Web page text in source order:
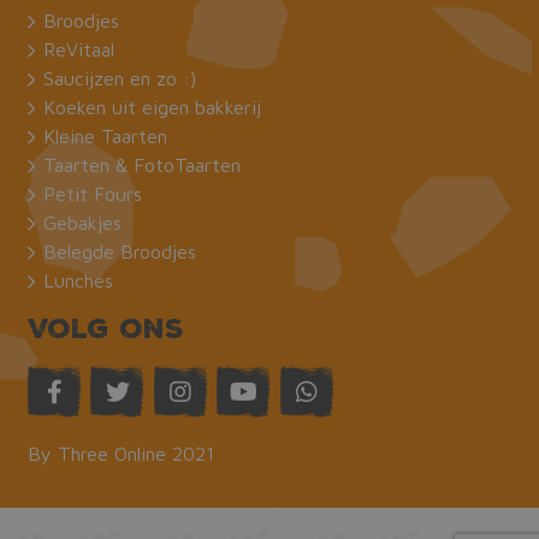
Broodjes
ReVitaal
Saucijzen en zo :)
Koeken uit eigen bakkerij
Kleine Taarten
Taarten & FotoTaarten
Petit Fours
Gebakjes
Belegde Broodjes
Lunches
Volg ons
By Three Online 2021
kernfunctionaliteiten van de website mogelijk,
zoals gebruikersaanmelding en accountbeheer.
De website kan niet goed worden gebruikt
zonder de strikt noodzakelijke cookies.
Naam
_GRECAPTCHA
CookieScriptConsent